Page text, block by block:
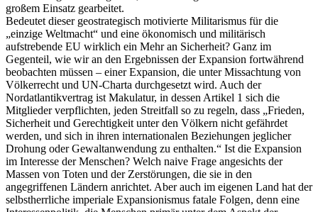
großem Einsatz gearbeitet.
Bedeutet dieser geostrategisch motivierte Militarismus für die
„einzige Weltmacht“ und eine ökonomisch und militärisch
aufstrebende EU wirklich ein Mehr an Sicherheit? Ganz im
Gegenteil, wie wir an den Ergebnissen der Expansion fortwährend
beobachten müssen – einer Expansion, die unter Missachtung von
Völkerrecht und UN-Charta durchgesetzt wird. Auch der
Nordatlantikvertrag ist Makulatur, in dessen Artikel 1 sich die
Mitglieder verpflichten, jeden Streitfall so zu regeln, dass „Frieden,
Sicherheit und Gerechtigkeit unter den Völkern nicht gefährdet
werden, und sich in ihren internationalen Beziehungen jeglicher
Drohung oder Gewaltanwendung zu enthalten.“ Ist die Expansion
im Interesse der Menschen? Welch naive Frage angesichts der
Massen von Toten und der Zerstörungen, die sie in den
angegriffenen Ländern anrichtet. Aber auch im eigenen Land hat der
selbstherrliche imperiale Expansionismus fatale Folgen, denn eine